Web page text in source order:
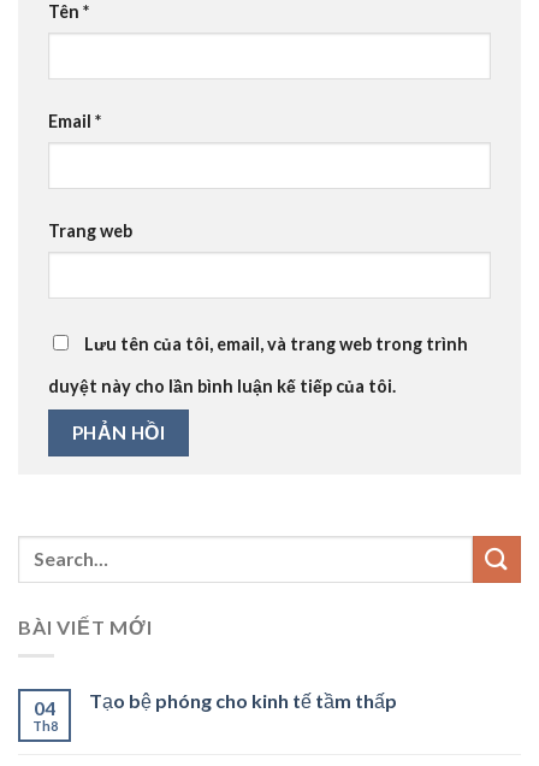
Tên *
Email *
Trang web
Lưu tên của tôi, email, và trang web trong trình
duyệt này cho lần bình luận kế tiếp của tôi.
BÀI VIẾT MỚI
04
Th8
Tạo bệ phóng cho kinh tế tầm thấp